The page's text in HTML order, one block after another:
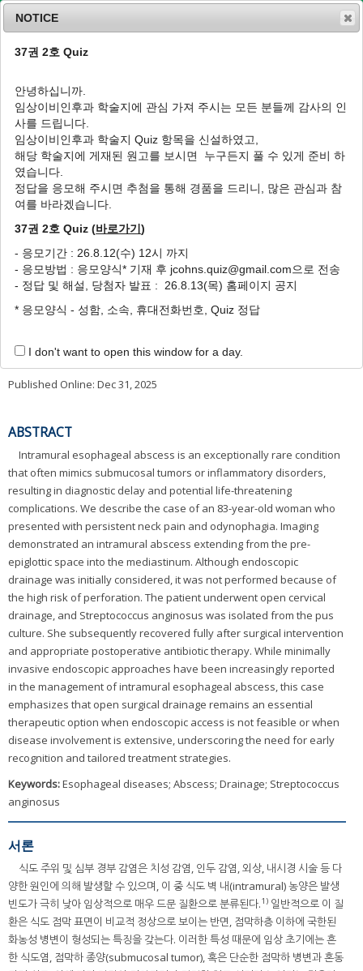
n
v
o
J Clin Otolaryngol Head Neck Surg
36(4 ): 102-106
pISSN: 1225-0244, eISSN: 2713-833X
DOI:https://doi.org/10.35420/jcohns.2025.36.4.102
Case Report
개방적 경부 배액술로 치료한 식도벽내 농양
이효준 1 ,박우리1,*
Intramural Esophageal Abscess Managed
by Open Cervical Drainage
Hyojun Lee ,Woori Park
Nov 09, 2025 ; Accepted:
Published Online: Dec 31, 2025
ABSTRACT
Intramural esophageal abscess is an exceptionally rare condition
that often mimics submucosal tumors or inflammatory disorders,
resulting in diagnostic delay and potential life-threatening
complications. We describe the case of an 83-year-old woman who
presented with persistent neck pain and odynophagia. Imaging
demonstrated an intramural abscess extending from the pre-
epiglottic space into the mediastinum. Although endoscopic
drainage was initially considered, it was not performed because of
the high risk of perforation. The patient underwent open cervical
drainage, and Streptococcus anginosus was isolated from the pus
culture. She subsequently recovered fully after surgical intervention
and appropriate postoperative antibiotic therapy. While minimally
invasive endoscopic approaches have been increasingly reported
in the management of intramural esophageal abscess, this case
emphasizes that open surgical drainage remains an essential
therapeutic option when endoscopic access is not feasible or when
disease involvement is extensive, underscoring the need for early
recognition and tailored treatment strategies.
Keywords:Esophageal diseases; Abscess; Drainage; Streptococcus
anginosus
서론
식도 주위 및 심부 경부 감염은 치성 감염, 인두 감염, 외상, 내시경 시술 등 다
양한 원인에 의해 발생할 수 있으며, 이 중 식도 벽 내(intramural) 농양은 발생
빈도가 극히 낮아 임상적으로 매우 드문 질환으로 분류된다.1) 일반적으로 이 질
환은 식도 점막 표면이 비교적 정상으로 보이는 반면, 점막하층 이하에 국한된
화농성 병변이 형성되는 특징을 갖는다. 이러한 특성 때문에 임상 초기에는 흔
한 식도염, 점막하 종양(submucosal tumor), 혹은 단순한 점막하 병변과 혼동
NOTICE
37권 2호 Quiz
안녕하십니까.
임상이비인후과 학술지에 관심 가져 주시는 모든 분들께 감사의 인
사를 드립니다.
임상이비인후과 학술지 Quiz 항목을 신설하였고,
해당 학술지에 게재된 원고를 보시면 누구든지 풀 수 있게 준비 하
였습니다.
정답을 응모해 주시면 추첨을 통해 경품을 드리니, 많은 관심과 참
여를 바라겠습니다.
37권 2호 Quiz (바로가기)
- 응모기간 : 26.8.12(수) 12시 까지
- 응모방법 : 응모양식* 기재 후 jcohns.quiz@gmail.com으로 전송
- 정답 및 해설, 당첨자 발표 : 26.8.13(목) 홈페이지 공지
* 응모양식 - 성함, 소속, 휴대전화번호, Quiz 정답
I don't want to open this window for a day.